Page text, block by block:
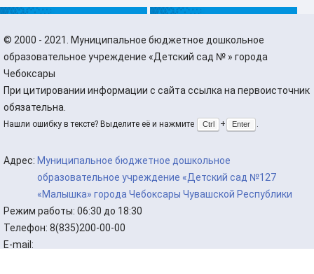
© 2000 - 2021. Муниципальное бюджетное дошкольное
образовательное учреждение «Детский сад № » города
Чебоксары
При цитировании информации с сайта ссылка на первоисточник
обязательна.
Нашли ошибку в тексте? Выделите её и нажмите Ctrl + Enter .
Адрес: Муниципальное бюджетное дошкольное
образовательное учреждение «Детский сад №127
«Малышка» города Чебоксары Чувашской Республики
Режим работы: 06:30 до 18:30
Телефон: 8(835)200-00-00
E-mail: